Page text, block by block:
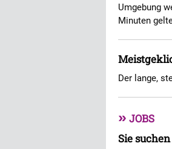
Umgebung
Minuten
Der lange,
» JOBS
Sie